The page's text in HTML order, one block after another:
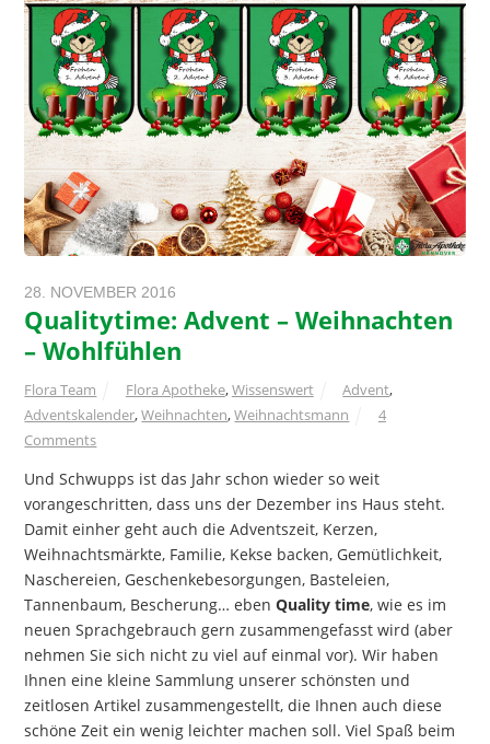
28. NOVEMBER 2016
Qualitytime: Advent – Weihnachten
– Wohlfühlen
Flora Team Flora Apotheke,Wissenswert Advent,
Adventskalender,Weihnachten,Weihnachtsmann
4
Comments
Und Schwupps ist das Jahr schon wieder so weit
vorangeschritten, dass uns der Dezember ins Haus steht.
Damit einher geht auch die Adventszeit, Kerzen,
Weihnachtsmärkte, Familie, Kekse backen, Gemütlichkeit,
Naschereien, Geschenkebesorgungen, Basteleien,
Tannenbaum, Bescherung… ebenQuality time, wie es im
neuen Sprachgebrauch gern zusammengefasst wird (aber
nehmen Sie sich nicht zu viel auf einmal vor). Wir haben
Ihnen eine kleine Sammlung unserer schönsten und
zeitlosen Artikel zusammengestellt, die Ihnen auch diese
schöne Zeit ein wenig leichter machen soll. Viel Spaß beim